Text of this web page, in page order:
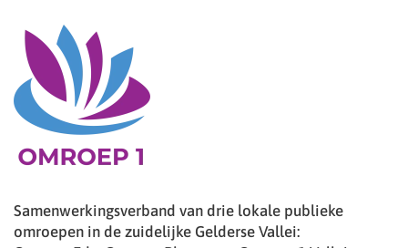
Samenwerkingsverband van drie lokale publieke
omroepen in de zuidelijke Gelderse Vallei: